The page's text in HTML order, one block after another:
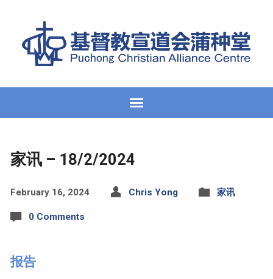
家讯 – 18/2/2024
February 16, 2024 Chris Yong 家讯
0 Comments
报告